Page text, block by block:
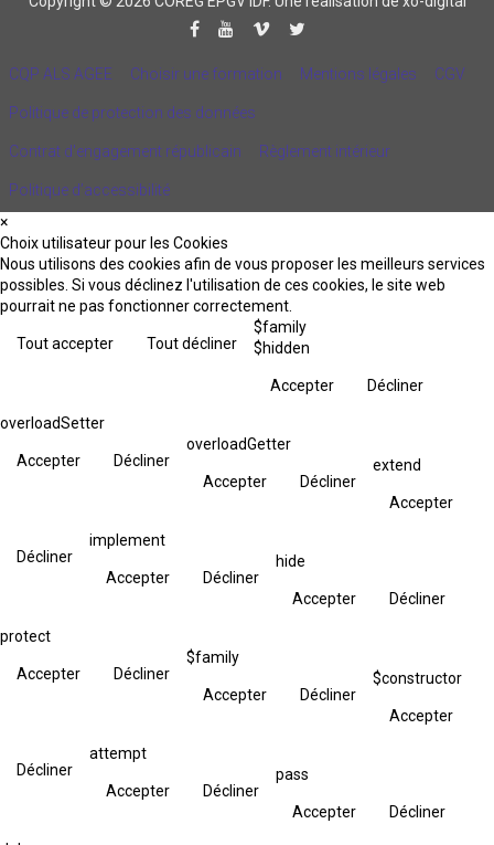
CQP ALS AGEE Choisir une formation Mentions légales CGV
Politique de protection des données
Contrat d'engagement républicain Règlement intérieur
Politique d’accessibilité
×
Choix utilisateur pour les Cookies
Nous utilisons des cookies afin de vous proposer les meilleurs services
possibles. Si vous déclinez l'utilisation de ces cookies, le site web
pourrait ne pas fonctionner correctement.
Tout accepter Tout décliner
$family
$hidden
Accepter Décliner
overloadSetter
Accepter Décliner
overloadGetter
Accepter Décliner
extend
Accepter
Décliner
implement
Accepter Décliner
hide
Accepter Décliner
protect
Accepter Décliner
$family
Accepter Décliner
$constructor
Accepter
Décliner
attempt
Accepter Décliner
pass
Accepter Décliner